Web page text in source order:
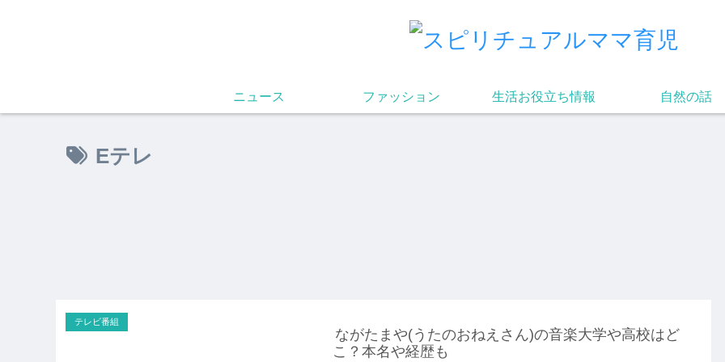
ニュース ファッション 生活お役立ち情報 自然の話
Eテレ
テレビ番組
ながたまや(うたのおねえさん)の音楽大学や高校はど
こ？本名や経歴も